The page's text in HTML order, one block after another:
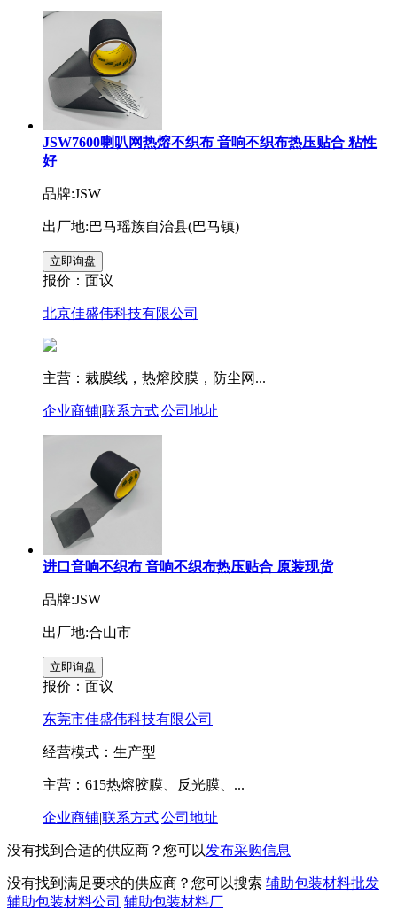
JSW7600喇叭网热熔不织布 音响不织布热压贴合 粘性
好
品牌:JSW
出厂地:巴马瑶族自治县(巴马镇)
报价： 面议
北京佳盛伟科技有限公司
主营：裁膜线，热熔胶膜，防尘网...
企业商铺|联系方式|公司地址
进口音响不织布 音响不织布热压贴合 原装现货
品牌:JSW
出厂地:合山市
报价： 面议
东莞市佳盛伟科技有限公司
经营模式：生产型
主营：615热熔胶膜、反光膜、...
企业商铺|联系方式|公司地址
没有找到合适的供应商？您可以发布采购信息
没有找到满足要求的供应商？您可以搜索 辅助包装材料批发
辅助包装材料公司 辅助包装材料厂